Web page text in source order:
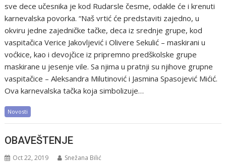
sve dece učesnika je kod Rudarsle česme, odakle će i krenuti
karnevalska povorka. “Naš vrtić će predstaviti zajedno, u
okviru jedne zajedničke tačke, deca iz srednje grupe, kod
vaspitačica Verice Jakovljević i Olivere Sekulić – maskirani u
voćkice, kao i devojčice iz pripremno predškolske grupe
maskirane u jesenje vile. Sa njima u pratnji su njihove grupne
vaspitačice – Aleksandra Milutinović i Jasmina Spasojević Mićić.
Ova karnevalska tačka koja simbolizuje…
Novosti
OBAVEŠTENJE
Oct 22, 2019 Snežana Bilić